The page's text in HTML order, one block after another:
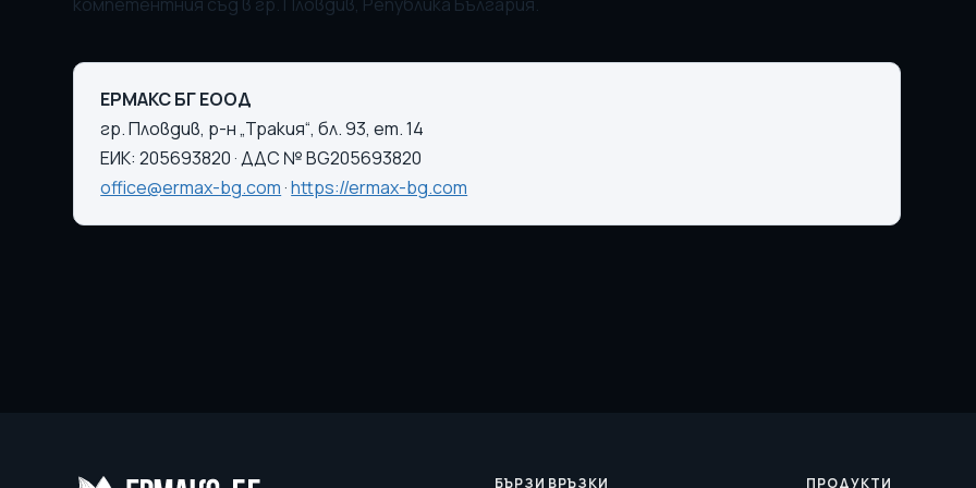
ЕРМАКС БГ ЕООД
гр. Пловдив, р-н „Тракия“, бл. 93, ет. 14
ЕИК: 205693820 · ДДС № BG205693820
office@ermax-bg.com ·https://ermax-bg.com
БЪРЗИ ВРЪЗКИ ПРОДУКТИ